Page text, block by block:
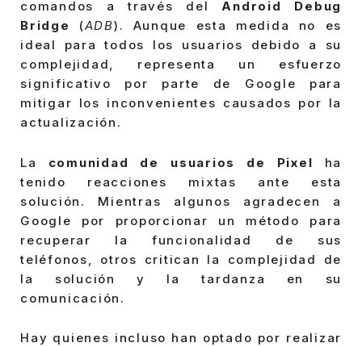
comandos a través delAndroid Debug
Bridge
(ADB). Aunque esta medida no es
ideal para todos los usuarios debido a su
complejidad, representa un esfuerzo
significativo por parte de Google para
mitigar los inconvenientes causados por la
actualización.
La comunidad de usuarios de Pixel ha
tenido reacciones mixtas ante esta
solución. Mientras algunos agradecen a
Google por proporcionar un método para
recuperar la funcionalidad de sus
teléfonos, otros critican la complejidad de
la solución y la tardanza en su
comunicación.
Hay quienes incluso han optado por realizar